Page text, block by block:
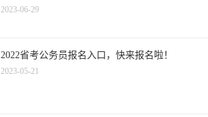
2023-06-29
2022省考公务员报名入口，快来报名啦！
2023-05-21